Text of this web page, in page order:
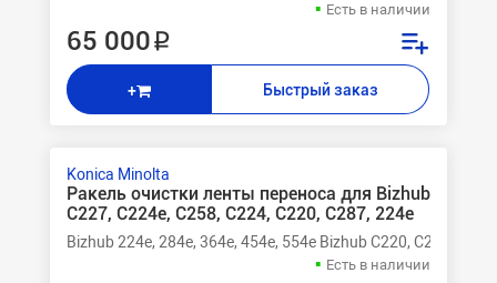
Есть в наличии
65 000 ₽
+ Быстрый заказ
Konica Minolta
Ракель очистки ленты переноса для Bizhub
C227, C224e, C258, C224, C220, C287, 224e
Bizhub 224e, 284e, 364e, 454e, 554e Bizhub C220, C224,
Есть в наличии